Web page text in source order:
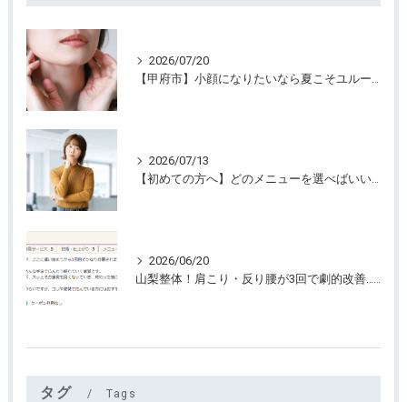
2026/07/20
2026/07/13
【初めての方へ】どのメニューを選べばいいのか迷っていませんか？
2026/06/20
タグ Tags